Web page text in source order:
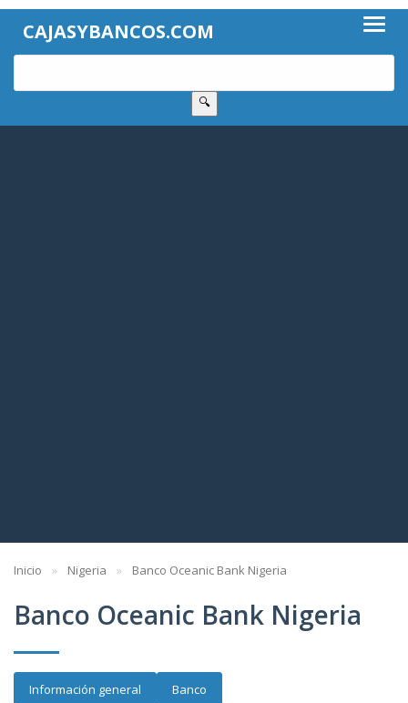
CAJASYBANCOS.COM
🔍
Inicio Nigeria Banco Oceanic Bank Nigeria
Banco Oceanic Bank Nigeria
Información general Banco